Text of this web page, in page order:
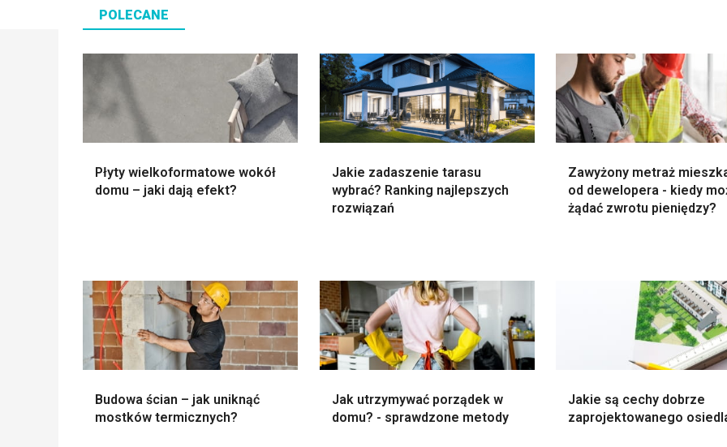
POLECANE
Płyty wielkoformatowe wokół
domu – jaki dają efekt?
Jakie zadaszenie tarasu
wybrać? Ranking najlepszych
rozwiązań
Zawyżony metraż
od dewelopera - kiedy
żądać zwrotu pieniędzy?
Budowa ścian – jak uniknąć
mostków termicznych?
Jak utrzymywać porządek w
domu? - sprawdzone metody
Jakie są cechy dobrze
zaprojektowanego